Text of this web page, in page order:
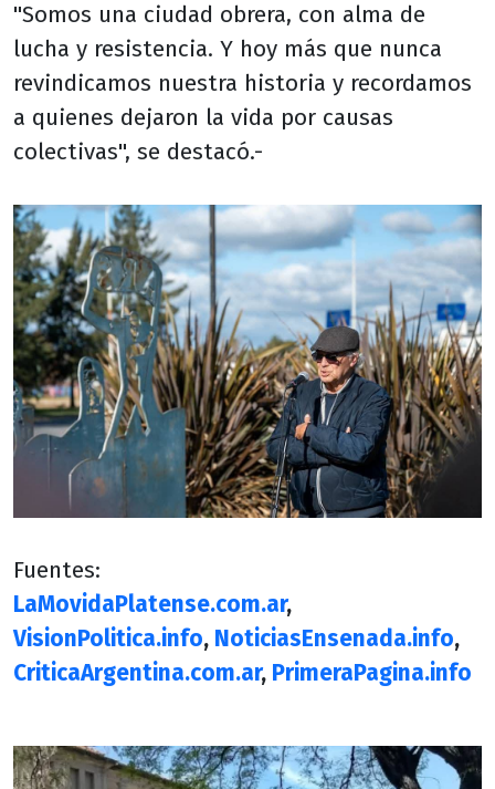
"Somos una ciudad obrera, con alma de
lucha y resistencia. Y hoy más que nunca
revindicamos nuestra historia y recordamos
a quienes dejaron la vida por causas
colectivas", se destacó.-
Fuentes:
LaMovidaPlatense.com.ar,
VisionPolitica.info, NoticiasEnsenada.info,
CriticaArgentina.com.ar, PrimeraPagina.info